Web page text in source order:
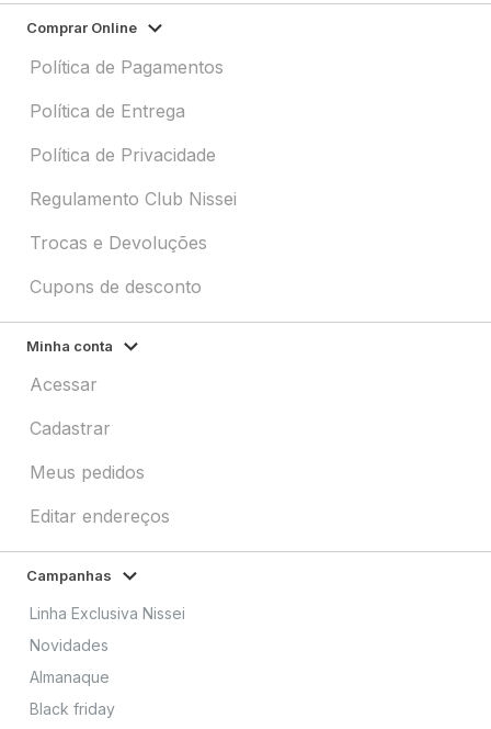
Comprar Online
Política de Pagamentos
Política de Entrega
Política de Privacidade
Regulamento Club Nissei
Trocas e Devoluções
Cupons de desconto
Minha conta
Acessar
Cadastrar
Meus pedidos
Editar endereços
Campanhas
Linha Exclusiva Nissei
Novidades
Almanaque
Black friday